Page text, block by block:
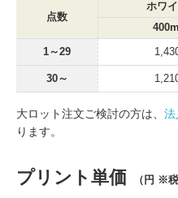
点数
ホワ
400ml
1～29
30～
大ロット注文ご検討の方は、 法
ります。
プリント単価 （円 ※税